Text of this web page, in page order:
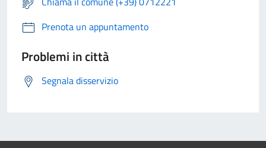
Prenota un appuntamento
Problemi in città
Segnala disservizio